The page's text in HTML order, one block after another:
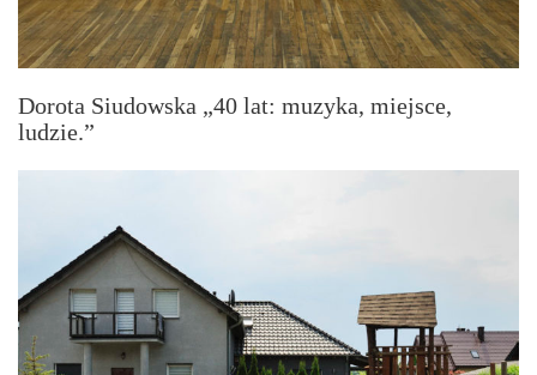
Dorota Siudowska „40 lat: muzyka, miejsce,
ludzie.”